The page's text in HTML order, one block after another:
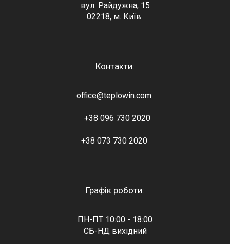
вул. Райдужна, 15
02218, м. Київ
Контакти:
office@teplowin.com
+38 096 730 2020
+38 073 730 2020
Графік роботи:
ПН-ПТ 10:00 - 18:00
СБ-НД вихідний